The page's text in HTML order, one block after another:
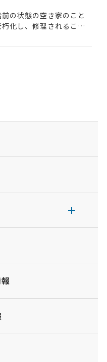
の状態の空き家のこと
化し、修理されること
が該当する。2023...